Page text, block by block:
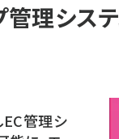
管理シス
EC管理シ